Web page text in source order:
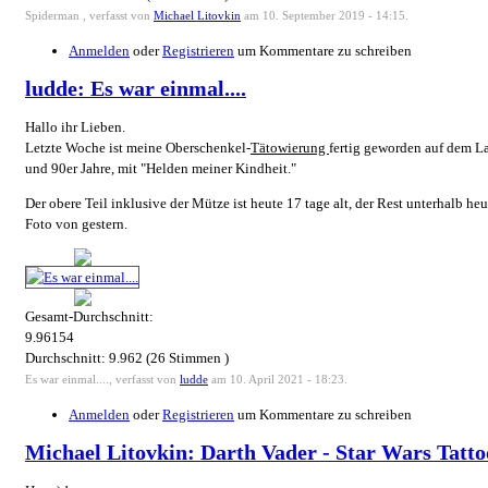
Spiderman , verfasst von Michael Litovkin am 10. September 2019 - 14:15.
Anmelden oderRegistrieren um Kommentare zu schreiben
ludde: Es war einmal....
Hallo ihr Lieben.
Letzte Woche ist meine Oberschenkel-Tätowierung fertig geworden auf dem
und 90er Jahre, mit "Helden meiner Kindheit."
Der obere Teil inklusive der Mütze ist heute 17 tage alt, der Rest unterhalb
Foto von gestern.
Gesamt-Durchschnitt:
9.96154
Durchschnitt: 9.962 (26 Stimmen )
Es war einmal...., verfasst von ludde am 10. April 2021 - 18:23.
Anmelden oderRegistrieren um Kommentare zu schreiben
Michael Litovkin: Darth Vader - Star Wars